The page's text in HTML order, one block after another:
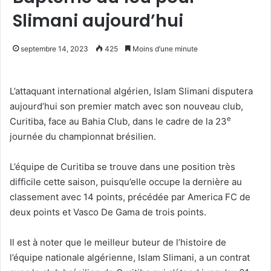
Slimani aujourd’hui
septembre 14, 2023 425 Moins d’une minute
L’attaquant international algérien, Islam Slimani disputera
aujourd’hui son premier match avec son nouveau club,
Curitiba, face au Bahia Club, dans le cadre de la 23e
journée du championnat brésilien.
L’équipe de Curitiba se trouve dans une position très
difficile cette saison, puisqu’elle occupe la dernière au
classement avec 14 points, précédée par America FC de
deux points et Vasco De Gama de trois points.
Il est à noter que le meilleur buteur de l’histoire de
l’équipe nationale algérienne, Islam Slimani, a un contrat